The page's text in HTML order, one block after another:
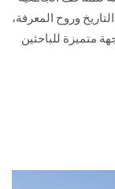
وروح المعرفة،
متميزة للباحثين